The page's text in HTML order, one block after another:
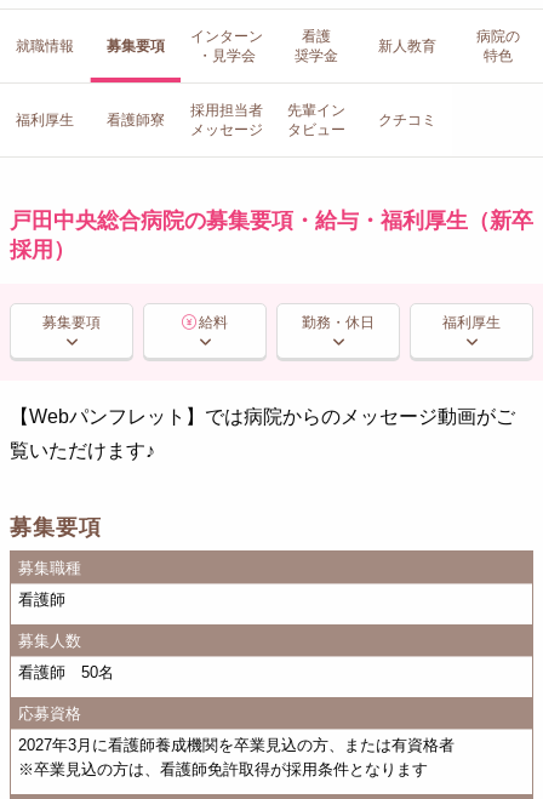
就職情報 募集要項
インターン
・見学会
看護
奨学金
新人教育
病院の
特色
福利厚生 看護師寮
採用担当者
メッセージ
先輩イン
タビュー
クチコミ
戸田中央総合病院の募集要項・給与・福利厚生（新卒
採用）
募集要項 給料 勤務・休日 福利厚生
【Webパンフレット】では病院からのメッセージ動画がご
覧いただけます♪
募集要項
募集職種
看護師
募集人数
看護師 50名
応募資格
2027年3月に看護師養成機関を卒業見込の方、または有資格者
※卒業見込の方は、看護師免許取得が採用条件となります